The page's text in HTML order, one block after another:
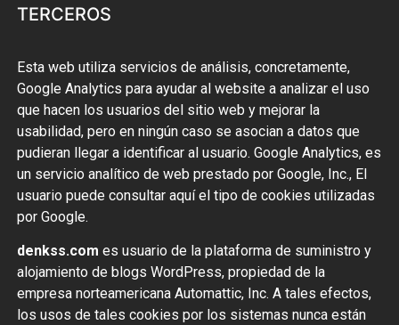
TERCEROS
Esta web utiliza servicios de análisis, concretamente,
Google Analytics para ayudar al website a analizar el uso
que hacen los usuarios del sitio web y mejorar la
usabilidad, pero en ningún caso se asocian a datos que
pudieran llegar a identificar al usuario. Google Analytics, es
un servicio analítico de web prestado por Google, Inc., El
usuario puede consultar aquí el tipo de cookies utilizadas
por Google.
denkss.com es usuario de la plataforma de suministro y
alojamiento de blogs WordPress, propiedad de la
empresa norteamericana Automattic, Inc. A tales efectos,
los usos de tales cookies por los sistemas nunca están